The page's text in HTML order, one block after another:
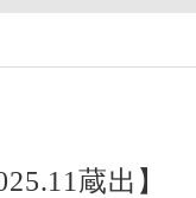
蔵出】